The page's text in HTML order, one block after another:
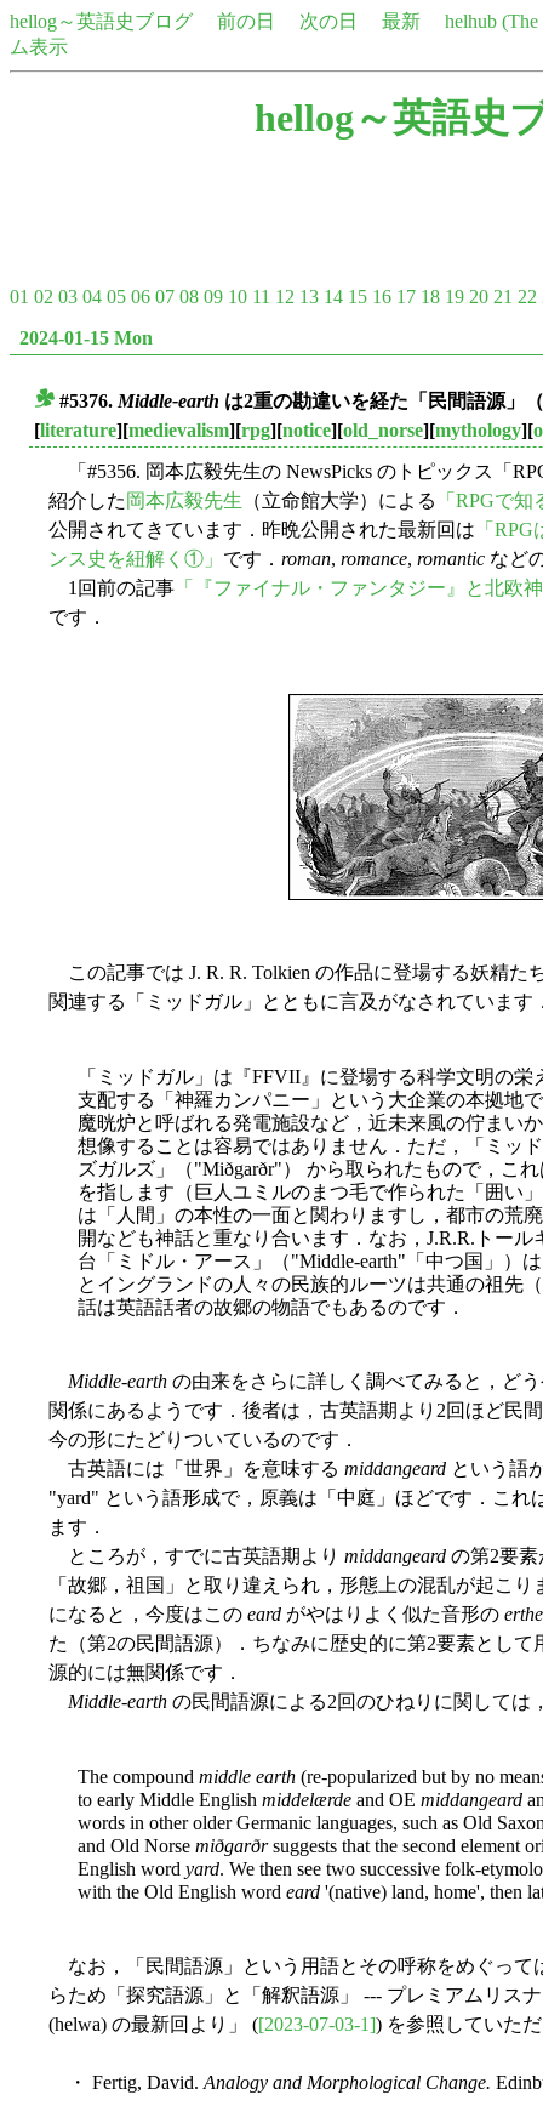
hellog～英語史ブログ 前の日 次の日 最新
helhub
ム表示
hellog～英語史
01 02 03 04 05 06 07 08 09 10 11 12 13 14 15 16 17 18 19 20 21 22
2024-01-15 Mon
#5376. Middle-earth は2重の勘違いを経た「民間語源」
[literature][medievalism][rpg][notice][old_norse][mythology][
「#5356. 岡本広毅先生の NewsPicks のトピックス「
紹介した 岡本広毅先生 （立命館大学）による
「RPGで
公開されてきています．昨晩公開された最新回は 「
ンス史を紐解く①」 です． roman, romance, romantic など
1回前の記事 「『ファイナル・ファンタジー』と北欧
です．
この記事では J. R. R. Tolkien の作品に登場する妖精た
関連する「ミッドガル」とともに言及がなされています
「ミッドガル」は『FFVII』に登場する科学文明の
支配する「神羅カンパニー」という大企業の本拠地
魔晄炉と呼ばれる発電施設など，近未来風の佇まい
想像することは容易ではありません．ただ，「ミッ
ズガルズ」（"Miðgarðr"） から取られたもので，こ
を指します（巨人ユミルのまつ毛で作られた「囲い
は「人間」の本性の一面と関わりますし，都市の荒
開なども神話と重なり合います．なお，J.R.R.トー
台「ミドル・アース」（"Middle-earth"「中つ国」）
とイングランドの人々の民族的ルーツは共通の祖先
話は英語話者の故郷の物語でもあるのです．
Middle-earth の由来をさらに詳しく調べてみると，ど
関係にあるようです．後者は，古英語期より2回ほど民
今の形にたどりついているのです．
古英語には「世界」を意味する middangeard という語
"yard" という語形成で，原義は「中庭」ほどです．これ
ます．
ところが，すでに古英語期より middangeard の第2要
「故郷，祖国」と取り違えられ，形態上の混乱が起こ
になると，今度はこの eard がやはりよく似た音形の erthe
た（第2の民間語源）．ちなみに歴史的に第2要素とし
源的には無関係です．
Middle-earth の民間語源による2回のひねりに関しては
The compound middle earth (re-popularized but by no
to early Middle English middelærde and OE middangeard
words in other older Germanic languages, such as Old
and Old Norse miðgarðrsuggests that the second element
English word yard. We then see two successive folk-
with the Old English word eard '(native) land, home', then
なお，「民間語源」という用語とその呼称をめぐって
らため「探究語源」と「解釈語源」 --- プレミアムリス
(helwa) の最新回より」 ([2023-07-03-1]) を参照していた
・ Fertig, David. Analogy and Morphological Change.